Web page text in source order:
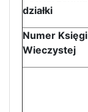
działki
Numer Księgi
Wieczystej